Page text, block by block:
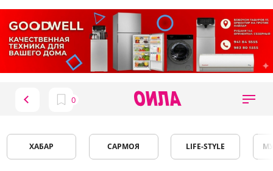
ХАБАР САРМОЯ LIFE-STYLE